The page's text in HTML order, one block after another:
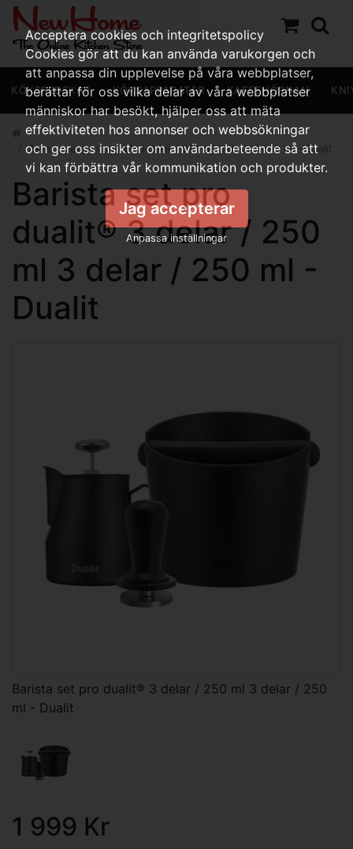
KÖKSREDSKAP KÖKSAPPARATER KAFFEHÖRNAN
Barista set pro dualit® 3 delar / 250 ml 3 delar / 250 ml - Dualit
Barista set pro
dualit® 3 delar / 250
ml 3 delar / 250 ml -
Dualit
Barista set pro dualit® 3 delar / 250 ml 3 delar / 250
ml - Dualit
1 999 Kr
Acceptera cookies och integritetspolicy
Cookies gör att du kan använda varukorgen och
att anpassa din upplevelse på våra webbplatser,
berättar för oss vilka delar av våra webbplatser
människor har besökt, hjälper oss att mäta
effektiviteten hos annonser och webbsökningar
och ger oss insikter om användarbeteende så att
vi kan förbättra vår kommunikation och produkter.
Jag accepterar
Anpassa inställningar